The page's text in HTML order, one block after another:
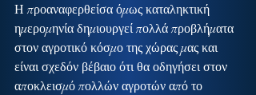
Η προαναφερθείσα όμως καταληκτική
ημερομηνία δημιουργεί πολλά προβλήματα
στον αγροτικό κόσμο της χώρας μας και
είναι σχεδόν βέβαιο ότι θα οδηγήσει στον
αποκλεισμό πολλών αγροτών από το